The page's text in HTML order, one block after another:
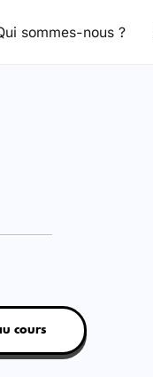
sommes-nous ?
cours